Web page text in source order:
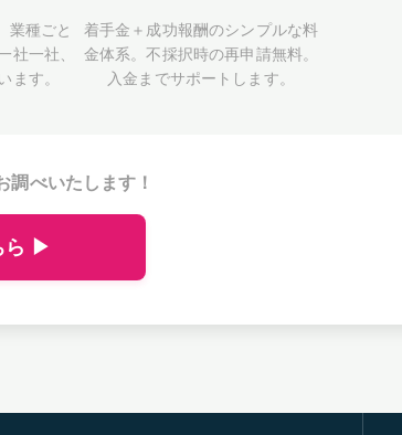
業種ごと
社一社、
ます。
着手金＋成功報酬のシンプルな料
金体系。不採択時の再申請無料。
入金までサポートします。
調べいたします！
ら ▶